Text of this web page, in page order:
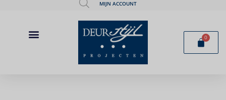
MIJN ACCOUNT
0